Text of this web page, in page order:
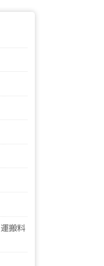
搬料